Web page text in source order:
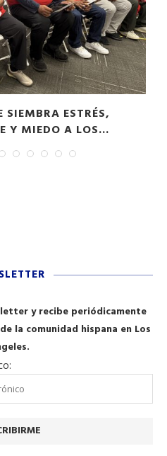
SIEMBRA ESTRÉS,
Y MIEDO A LOS...
y recibe periódicamente
la comunidad hispana en Los